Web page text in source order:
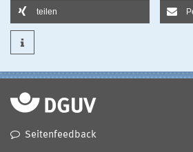
teilen
Seitenfeedback